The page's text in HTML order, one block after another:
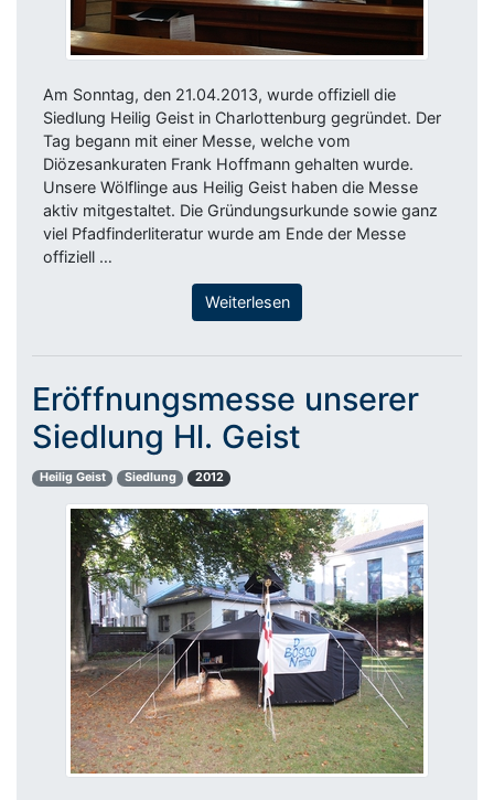
Am Sonntag, den 21.04.2013, wurde offiziell die
Siedlung Heilig Geist in Charlottenburg gegründet. Der
Tag begann mit einer Messe, welche vom
Diözesankuraten Frank Hoffmann gehalten wurde.
Unsere Wölflinge aus Heilig Geist haben die Messe
aktiv mitgestaltet. Die Gründungsurkunde sowie ganz
viel Pfadfinderliteratur wurde am Ende der Messe
offiziell …
Weiterlesen
Eröffnungsmesse unserer
Siedlung Hl. Geist
Heilig Geist Siedlung 2012